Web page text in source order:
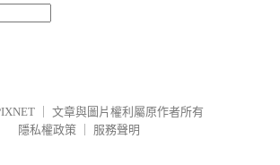
文章與圖片權利屬原作者所有
隱私權政策
服務聲明